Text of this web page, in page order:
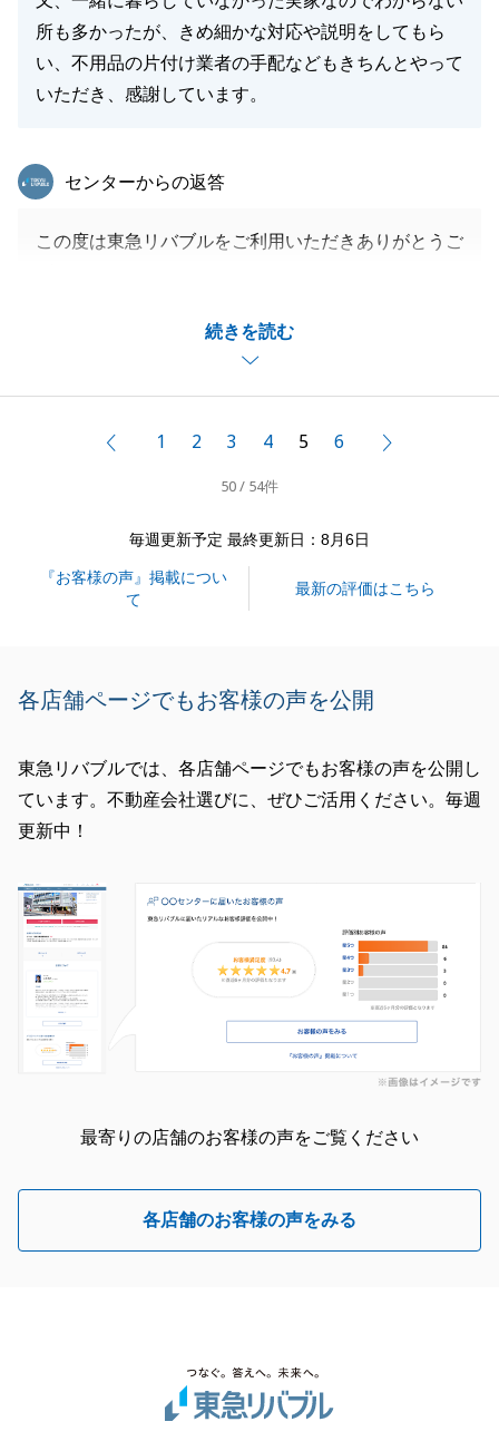
所も多かったが、きめ細かな対応や説明をしてもら
い、不用品の片付け業者の手配などもきちんとやって
いただき、感謝しています。
続きを読む
東急リバブル
センターからの返答
この度は東急リバブルをご利用いただきありがとうご
兄弟様がお住まいになられていた住宅で、Ｉ様ご自身
はお住まいではなかったものの、愛着を感じ、良い人
に譲りたいという気持ちがとても伝わってきましたの
私道持分の件や、共有の水道管など、一般の人では気
査し、対応させていただけました。
また機会がありましたら、東急リバブルをご利用くだ
閉じる
前へ1 2 3 4 5 6
50 / 54件
毎週更新予定 最終更新日：8月6日
『お客様の声』掲載につい
て
最新の評価はこちら
各店舗ページでもお客様の声を公開
東急リバブルでは、各店舗ページでもお客様の声を公開し
ています。不動産会社選びに、ぜひご活用ください。毎週
更新中！
最寄りの店舗のお客様の声をご覧ください
各店舗のお客様の声をみる